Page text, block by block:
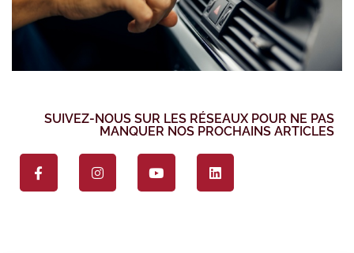
SUIVEZ-NOUS SUR LES RÉSEAUX POUR NE PAS
MANQUER NOS PROCHAINS ARTICLES